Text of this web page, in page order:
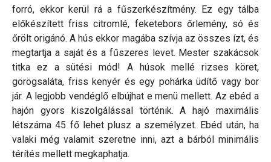
forró, ekkor kerül rá a fűszerkészítmény. Ez egy tálba
előkészített friss citromlé, feketebors őrlemény, só és
őrölt origánó. A hús ekkor magába szívja az összes ízt, és
megtartja a saját és a fűszeres levet. Mester szakácsok
titka ez a sütési mód! A húsok mellé rizses köret,
görögsaláta, friss kenyér és egy pohárka üdítő vagy bor
jár. A legjobb vendéglő elbújhat e menü mellett. Az ebéd a
hajón gyors kiszolgálással történik. A hajó maximális
létszáma 45 fő lehet plusz a személyzet. Ebéd után, ha
valaki még valamit szeretne inni, azt a bárból minimális
térítés mellett megkaphatja.